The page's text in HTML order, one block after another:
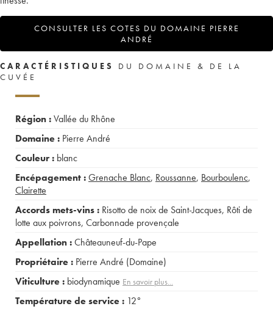
CONSULTER LES COTES DU DOMAINE PIERRE
ANDRÉ
CARACTÉRISTIQUES
DU DOMAINE & DE LA
CUVÉE
Région :Vallée du Rhône
Domaine : Pierre André
Couleur : blanc
Encépagement :Grenache Blanc, Roussanne, Bourboulenc,
Clairette
Accords mets-vins : Risotto de noix de Saint-Jacques, Rôti de
lotte aux poivrons, Carbonnade provençale
Appellation :Châteauneuf-du-Pape
Propriétaire : Pierre André (Domaine)
Viticulture : biodynamique En savoir plus...
Température de service : 12°